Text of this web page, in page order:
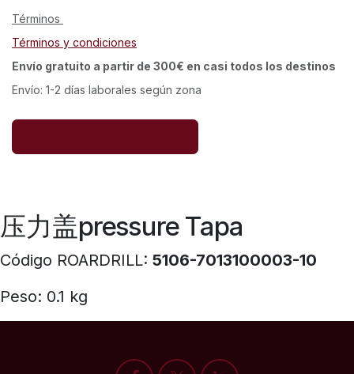
Términos
Términos y condiciones
Envío gratuito a partir de 300€ en casi todos los destinos
Envío: 1-2 días laborales según zona
压力盖pressure Tapa
Código ROARDRILL: 5106-7013100003-10
Peso: 0.1 kg